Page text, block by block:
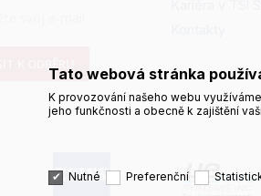
Tato webová stránka
K provozování našeho webu
jeho funkčnosti a obecně k zajištění
Nutné Preferenční